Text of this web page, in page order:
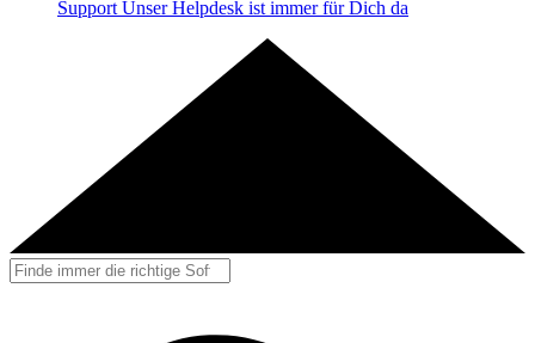
Support Unser Helpdesk ist immer für Dich da